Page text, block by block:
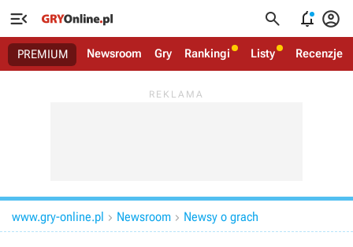
   
PREMIUM Newsroom Gry Rankingi Listy Recenzje
www.gry-online.pl  Newsroom  Newsy o grach